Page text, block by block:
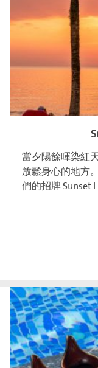
當夕陽餘暉染紅
放鬆身心的地方
們的招牌 Sunset